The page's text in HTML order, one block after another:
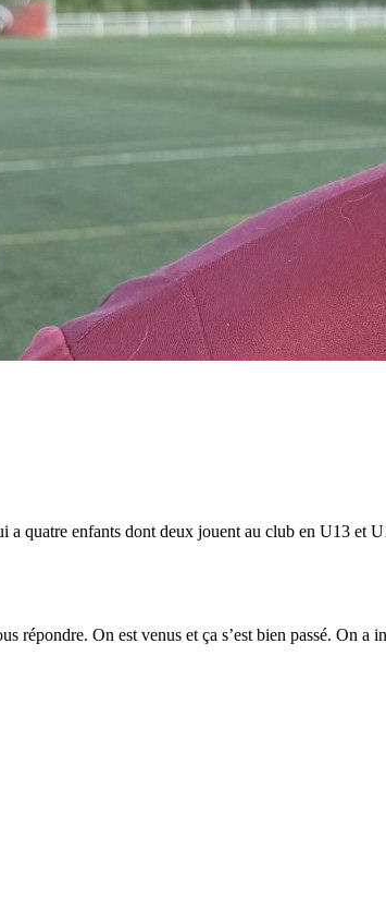
quatre enfants dont deux jouent au club en U13 et
répondre. On est venus et ça s’est bien passé. On